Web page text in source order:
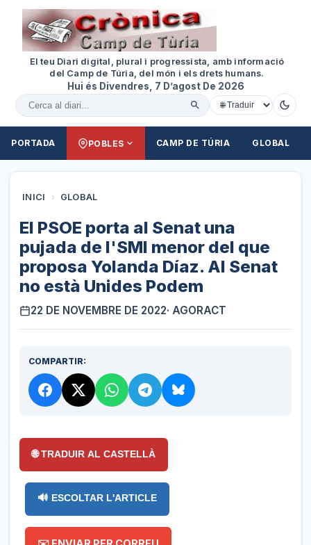
El teu Diari digital, plural i progressista, amb informació
del Camp de Túria, del món i els drets humans.
Hui és Divendres, 7 D’agost De 2026
Cercar al diari
PORTADA POBLES CAMP DE TÚRIA GLOBAL
INICI › GLOBAL
El PSOE porta al Senat una
pujada de l'SMI menor del que
proposa Yolanda Díaz. Al Senat
no està Unides Podem
22 DE NOVEMBRE DE 2022· AGORACT
COMPARTIR:
🌐 TRADUIR AL CASTELLÀ
🔊 ESCOLTAR L'ARTICLE